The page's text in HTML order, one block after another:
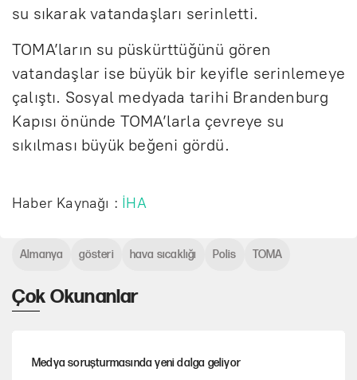
su sıkarak vatandaşları serinletti.
TOMA’ların su püskürttüğünü gören
vatandaşlar ise büyük bir keyifle serinlemeye
çalıştı. Sosyal medyada tarihi Brandenburg
Kapısı önünde TOMA’larla çevreye su
sıkılması büyük beğeni gördü.
Haber Kaynağı : İHA
Çok Okunanlar
Medya soruşturmasında yeni dalga geliyor
Almanya gösteri hava sıcaklığı Polis TOMA